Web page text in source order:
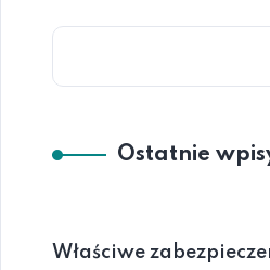
Ostatnie
Właściwe